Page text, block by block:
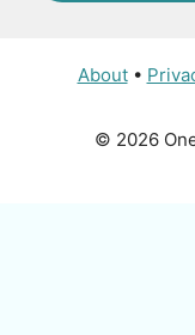
About•
© 2026